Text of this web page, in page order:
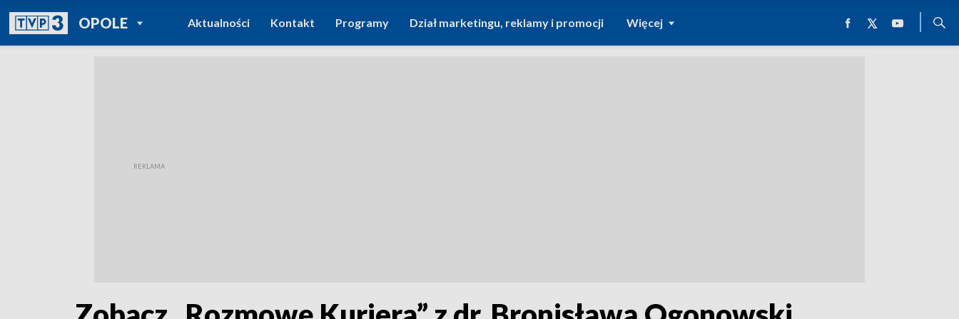
OPOLEPOWRÓT DO
TVP REGIONY
Aktualności Kontakt Programy Dział marketingu, reklamy i promocji Więcej